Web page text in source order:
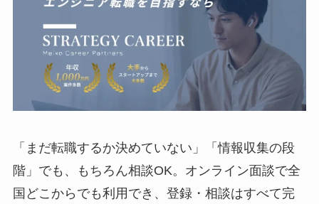
「まだ転職するか決めていない」「情報収集の段
階」でも、もちろん相談OK。オンライン面談で全
国どこからでも利用でき、登録・相談はすべて完